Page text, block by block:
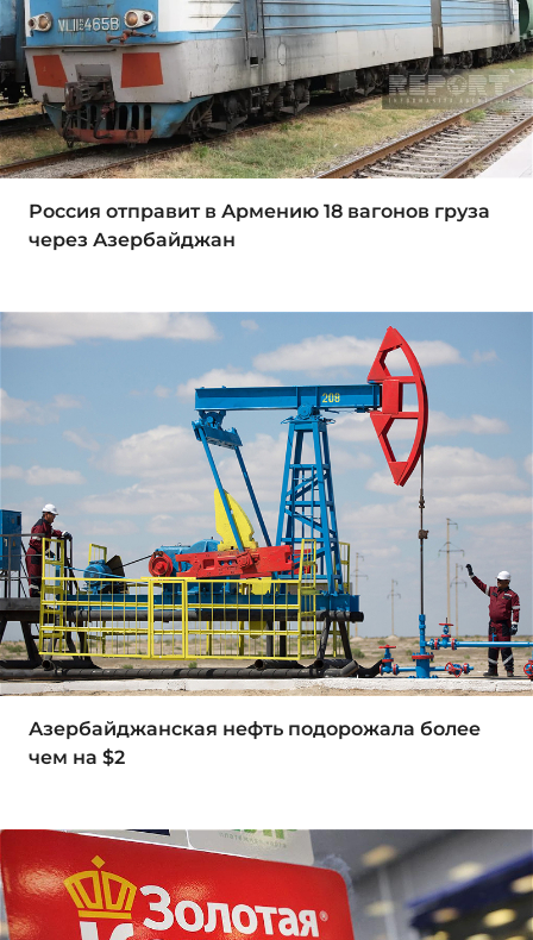
Россия отправит в Армению 18 вагонов груза
через Азербайджан
Азербайджанская нефть подорожала более
чем на $2